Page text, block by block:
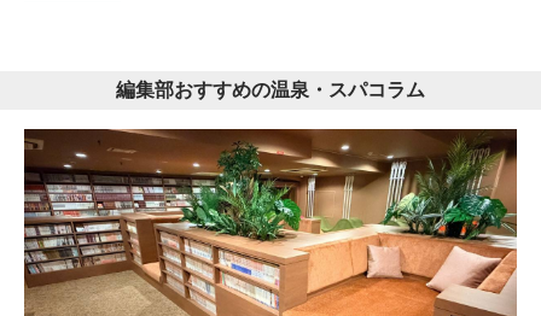
編集部おすすめの温泉・スパコラム